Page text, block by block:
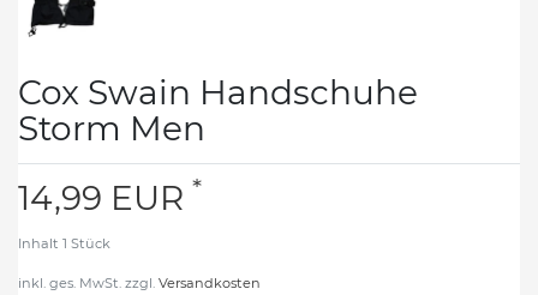
Cox Swain Handschuhe
Storm Men
14,99 EUR *
Inhalt 1 Stück
inkl. ges. MwSt. zzgl. Versandkosten